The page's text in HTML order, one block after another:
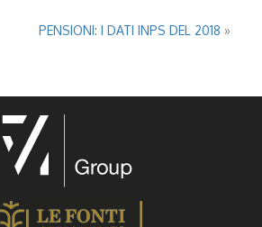
PENSIONI: I DATI INPS DEL 2018 »